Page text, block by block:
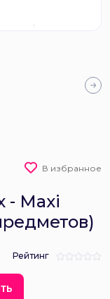
В избранное
- Maxi
Рейтинг